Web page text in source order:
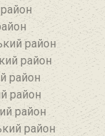
район
район
район
район
район
район